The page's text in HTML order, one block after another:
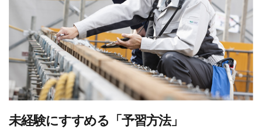
未経験にすすめる「予習方法」